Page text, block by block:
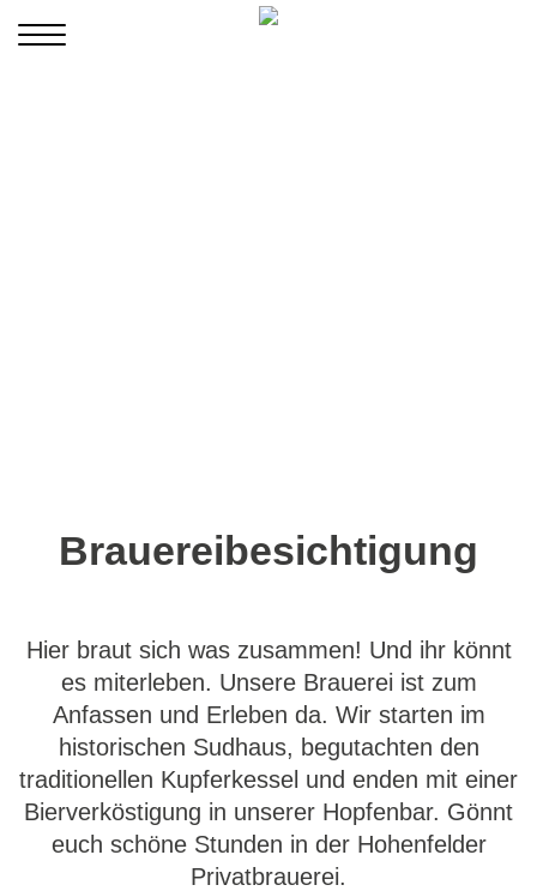
Brauereibesichtigung
Hier braut sich was zusammen! Und ihr könnt
es miterleben. Unsere Brauerei ist zum
Anfassen und Erleben da. Wir starten im
historischen Sudhaus, begutachten den
traditionellen Kupferkessel und enden mit einer
Bierverköstigung in unserer Hopfenbar. Gönnt
euch schöne Stunden in der Hohenfelder
Privatbrauerei.